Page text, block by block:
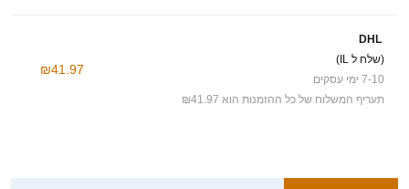
DHL
(שלח ל IL)
7-10 ימי עסקים
תעריף המשלוח של כל ההזמנות הוא ₪41.97
₪41.97